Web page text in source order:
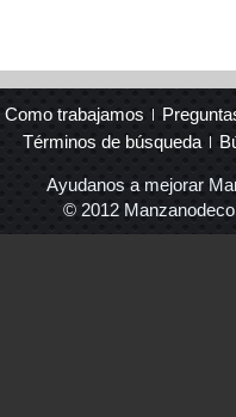
Como trabajamos
Términos de búsqueda
Ayudanos a mejorar
© 2012